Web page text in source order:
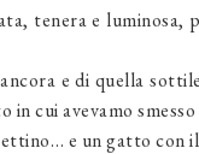
tenera e luminosa,
e di quella
cui avevamo
e un gatto con